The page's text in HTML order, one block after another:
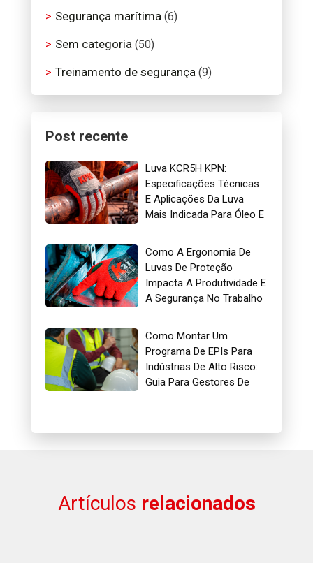
Segurança marítima (6)
Sem categoria (50)
Treinamento de segurança (9)
Post recente
Luva KCR5H KPN:
Especificações Técnicas
E Aplicações Da Luva
Mais Indicada Para Óleo E
Como A Ergonomia De
Luvas De Proteção
Impacta A Produtividade E
A Segurança No Trabalho
Como Montar Um
Programa De EPIs Para
Indústrias De Alto Risco:
Guia Para Gestores De
Artículos relacionados